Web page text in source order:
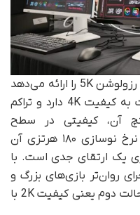
در حالت پیش‌فرض خود رزولوشن 5K را ارائه می‌دهد
که ۷۷ درصد پیکسل بیشتری نسبت به کیفیت 4K دارد و تراکم
هر اینچ آن، کیفیتی در سطح
نمایشگرهای Retina ایجاد می‌کند. نرخ نوسازی ۱۸۰ هرتزی آن
به نسخه قبلی ۱۶۵ هرتزی یک ارتقای جدی است. با
روان‌تر بازی‌های بزرگ و
مسابقات eSports، دستگاه را روی حالت دوم یعنی کیفیت 2K با